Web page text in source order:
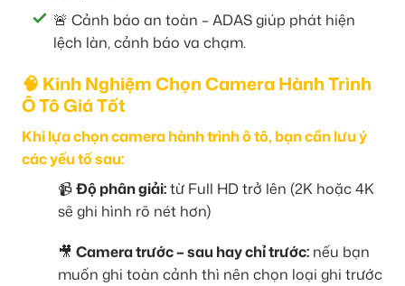
🚨 Cảnh báo an toàn – ADAS giúp phát hiện
lệch làn, cảnh báo va chạm.
🧠 Kinh Nghiệm Chọn Camera Hành Trình
Ô Tô Giá Tốt
Khi lựa chọn camera hành trình ô tô, bạn cần lưu ý
các yếu tố sau:
📹Độ phân giải:từ Full HD trở lên (2K hoặc 4K
sẽ ghi hình rõ nét hơn)
🎥 Camera trước – sau hay chỉ trước: nếu bạn
muốn ghi toàn cảnh thì nên chọn loại ghi trước